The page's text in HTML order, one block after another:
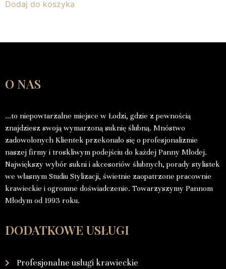
Dodaj do koszyka
O NAS
…to niepowtarzalne miejsce w Łodzi, gdzie z pewnością
znajdziesz swoją wymarzoną suknię ślubną. Mnóstwo
zadowolonych Klientek przekonało się o profesjonalizmie
naszej firmy i troskliwym podejściu do każdej Panny Młodej.
Największy wybór sukni i akcesoriów ślubnych, porady stylistek
we własnym Studiu Stylizacji, świetnie zaopatrzone pracownie
krawieckie i ogromne doświadczenie. Towarzyszymy Pannom
Młodym od 1993 roku.
DODATKOWE USŁUGI
Profesjonalne usługi krawieckie